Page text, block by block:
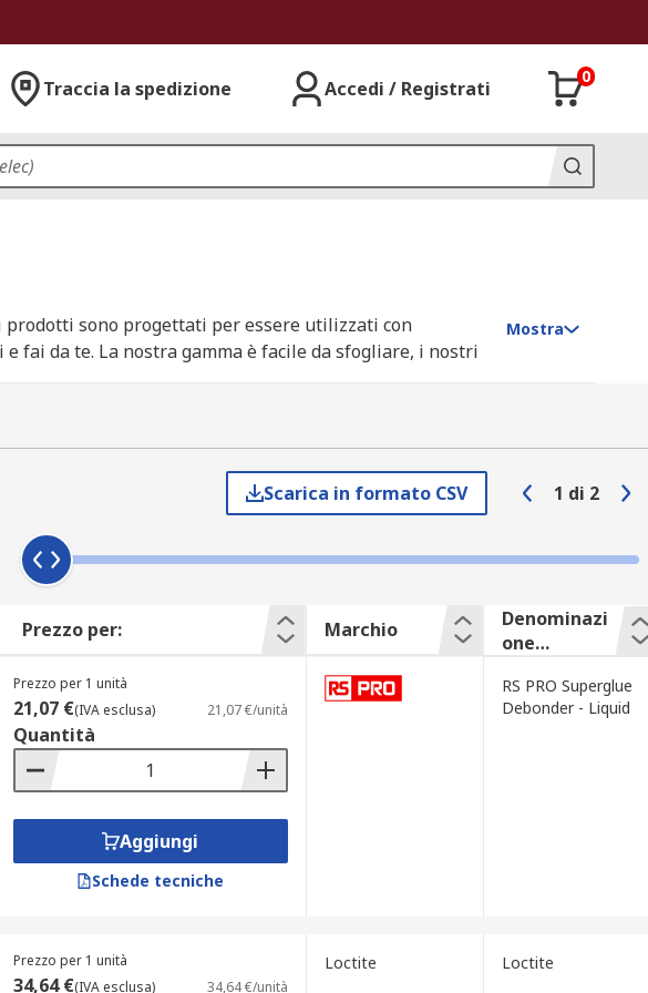
Traccia la spedizione Accedi / Registrati
0
sono progettati per essere utilizzati con
fai da te. La nostra gamma è facile da sfogliare, i nostri
Questi attivatori consentono l'indurimento di
o disincollaggio.
o magneti. Sono inoltre utilizzati per aumentare la
attivatori adesivi includono l'assemblaggio di mobili,
tra una superficie e il componente adesivo. Dopo la
Eccellente per rimuovere le fuoriuscite di
Mostra
Scarica in formato CSV 1 di 2
Prezzo per: Marchio
Denominazi
one
e
Prezzo per 1 unità
21,07 €(IVA esclusa) 21,07 €/unità
Quantità
Aggiungi
Schede tecniche
RS PRO Superglue
Debonder - Liquid
Prezzo per 1 unità
34,64 €(IVA esclusa) 34,64 €/unità
Loctite Loctite